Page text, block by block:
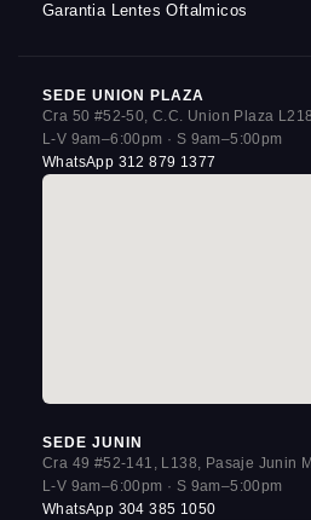
Garantia Lentes Oftalmicos
SEDE UNION PLAZA
Cra 50 #52-50, C.C. Union Plaza L218
L-V 9am–6:00pm · S 9am–5:00pm
WhatsApp 312 879 1377
SEDE JUNIN
Cra 49 #52-141, L138, Pasaje Junin
L-V 9am–6:00pm · S 9am–5:00pm
WhatsApp 304 385 1050